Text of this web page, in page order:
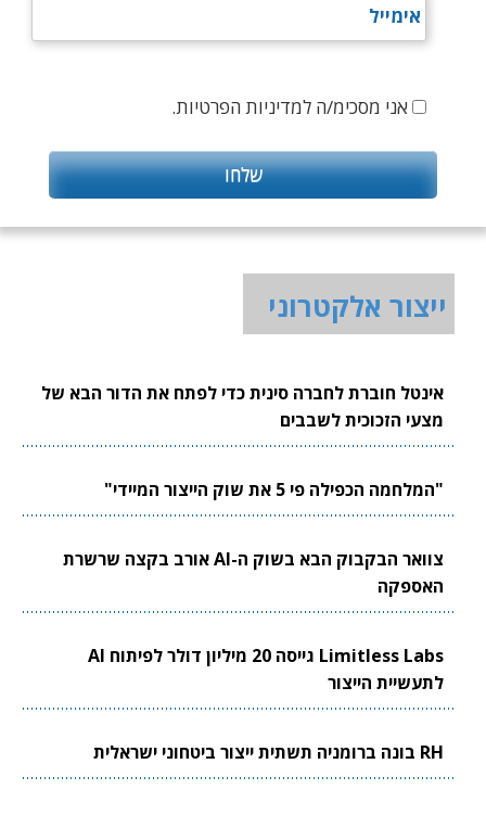
אני מסכימ/ה למדיניות הפרטיות.
ייצור אלקטרוני
אינטל חוברת לחברה סינית כדי לפתח את הדור הבא של
מצעי הזכוכית לשבבים
"המלחמה הכפילה פי 5 את שוק הייצור המיידי"
צוואר הבקבוק הבא בשוק ה-AI אורב בקצה שרשרת
האספקה
Limitless Labs גייסה 20 מיליון דולר לפיתוח AI
לתעשיית הייצור
RH בונה ברומניה תשתית ייצור ביטחוני ישראלית